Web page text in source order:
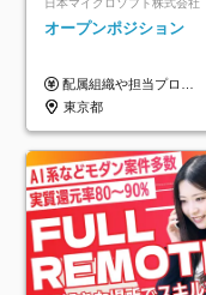
オープンポジション
配属組織や担当プロジェクトにより異なります。 ▼参考情報 ----------------------- 年俸650万～（1/12を月々支給） ※経験、能力を考慮の上、当社規定により優遇いたします。 ※時間外、休日出勤、深夜手当に対する賃金も基本年俸に含みます。
東京都